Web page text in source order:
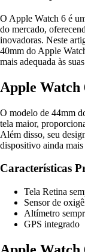
O Apple Watch 6 é
do mercado,
inovadoras. Neste
40mm do Apple
mais adequada às
Apple Watch
O modelo de 44mm
tela maior,
Além disso, seu
dispositivo ainda
Características
Tela Retina
Sensor de
Altímetro
GPS integrado